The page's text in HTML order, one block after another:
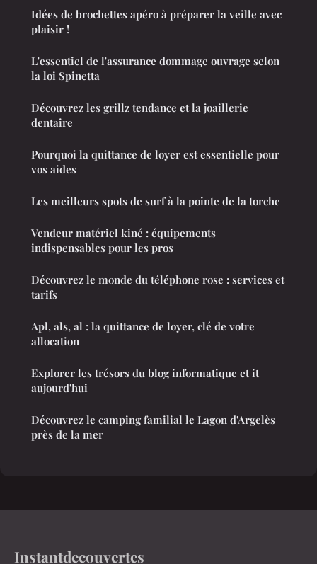
Idées de brochettes apéro à préparer la veille avec
plaisir !
L'essentiel de l'assurance dommage ouvrage selon
la loi Spinetta
Découvrez les grillz tendance et la joaillerie
dentaire
Pourquoi la quittance de loyer est essentielle pour
vos aides
Les meilleurs spots de surf à la pointe de la torche
Vendeur matériel kiné : équipements
indispensables pour les pros
Découvrez le monde du téléphone rose : services et
tarifs
Apl, als, al : la quittance de loyer, clé de votre
allocation
Explorer les trésors du blog informatique et it
aujourd'hui
Découvrez le camping familial le Lagon d'Argelès
près de la mer
Instantdecouvertes